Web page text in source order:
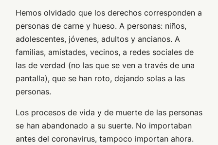
Hemos olvidado que los derechos corresponden a
personas de carne y hueso. A personas: niños,
adolescentes, jóvenes, adultos y ancianos. A
familias, amistades, vecinos, a redes sociales de
las de verdad (no las que se ven a través de una
pantalla), que se han roto, dejando solas a las
personas.
Los procesos de vida y de muerte de las personas
se han abandonado a su suerte. No importaban
antes del coronavirus, tampoco importan ahora.